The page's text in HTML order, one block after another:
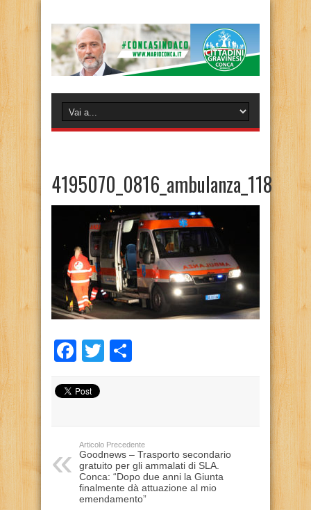
4195070_0816_ambulanza_118
Facebook
Twitter
Articolo Precedente
Goodnews – Trasporto secondario
gratuito per gli ammalati di SLA.
Conca: “Dopo due anni la Giunta
finalmente dà attuazione al mio
emendamento”